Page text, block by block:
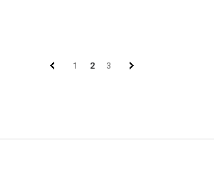
1 2 3